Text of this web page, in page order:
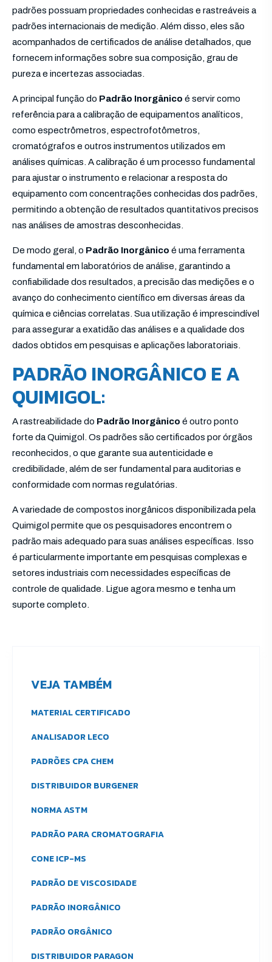
padrões possuam propriedades conhecidas e rastreáveis a
padrões internacionais de medição. Além disso, eles são
acompanhados de certificados de análise detalhados, que
fornecem informações sobre sua composição, grau de
pureza e incertezas associadas.
A principal função do Padrão Inorgânico é servir como
referência para a calibração de equipamentos analíticos,
como espectrômetros, espectrofotômetros,
cromatógrafos e outros instrumentos utilizados em
análises químicas. A calibração é um processo fundamental
para ajustar o instrumento e relacionar a resposta do
equipamento com concentrações conhecidas dos padrões,
permitindo a obtenção de resultados quantitativos precisos
nas análises de amostras desconhecidas.
De modo geral, o Padrão Inorgânico é uma ferramenta
fundamental em laboratórios de análise, garantindo a
confiabilidade dos resultados, a precisão das medições e o
avanço do conhecimento científico em diversas áreas da
química e ciências correlatas. Sua utilização é imprescindível
para assegurar a exatidão das análises e a qualidade dos
dados obtidos em pesquisas e aplicações laboratoriais.
PADRÃO INORGÂNICO E A
QUIMIGOL:
A rastreabilidade do Padrão Inorgânico é outro ponto
forte da Quimigol. Os padrões são certificados por órgãos
reconhecidos, o que garante sua autenticidade e
credibilidade, além de ser fundamental para auditorias e
conformidade com normas regulatórias.
A variedade de compostos inorgânicos disponibilizada pela
Quimigol permite que os pesquisadores encontrem o
padrão mais adequado para suas análises específicas. Isso
é particularmente importante em pesquisas complexas e
setores industriais com necessidades específicas de
controle de qualidade. Ligue agora mesmo e tenha um
suporte completo.
VEJA TAMBÉM
MATERIAL CERTIFICADO
ANALISADOR LECO
PADRÕES CPA CHEM
DISTRIBUIDOR BURGENER
NORMA ASTM
PADRÃO PARA CROMATOGRAFIA
CONE ICP-MS
PADRÃO DE VISCOSIDADE
PADRÃO INORGÂNICO
PADRÃO ORGÂNICO
DISTRIBUIDOR PARAGON